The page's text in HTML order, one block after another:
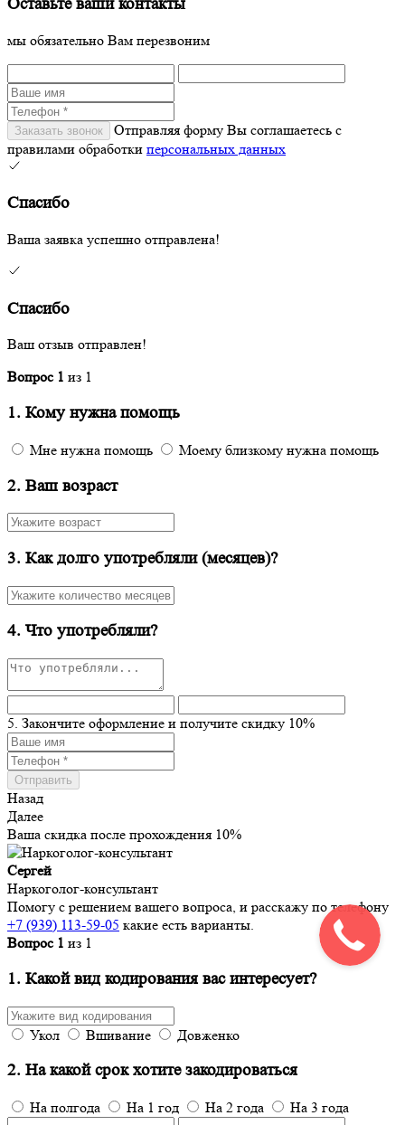
Оставьте ваши контакты
мы обязательно Вам перезвоним
Отправляя форму Вы соглашаетесь с
правилами обработки персональных данных
Спасибо
Ваша заявка успешно отправлена!
Спасибо
Ваш отзыв отправлен!
Вопрос 1 из 1
1. Кому нужна помощь
Мне нужна помощь Моему близкому нужна помощь
2. Ваш возраст
3. Как долго употребляли (месяцев)?
4. Что употребляли?
5. Закончите оформление и получите скидку 10%
Назад
Далее
Ваша скидка после прохождения 10%
Сергей
Наркоголог-консультант
Помогу с решением вашего вопроса, и расскажу по телефону
+7 (939) 113-59-05 какие есть варианты.
Вопрос 1 из 1
1. Какой вид кодирования вас интересует?
Укол Вшивание Довженко
2. На какой срок хотите закодироваться
На полгода На 1 год На 2 года На 3 года